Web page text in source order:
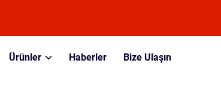
Ürünler Haberler Bize Ulaşın